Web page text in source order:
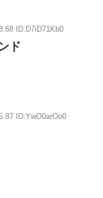
ID:D7iD71Kb0
ド
ID:YwO0arOo0